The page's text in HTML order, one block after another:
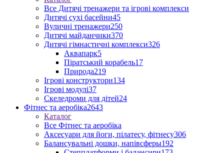
Все Дитячі тренажери та ігрові комплекси
Дитячі сухі басейни45
Вуличні тренажери250
Дитячі майданчики370
Дитячі гімнастичні комплекси326
Аквапарк5
Піратський корабель17
Природа219
Ігрові конструктори134
Ігрові модулі37
Скеледроми для дітей24
Фітнес та аеробіка2643
Каталог
Все Фітнес та аеробіка
Аксесуари для йоги, пілатесу, фітнесу306
Балансувальні дошки, напівсферы192